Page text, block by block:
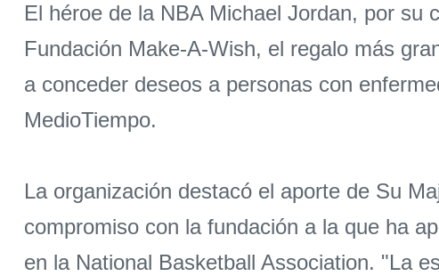
El héroe de la NBA Michael Jordan, por su
Fundación Make-A-Wish, el regalo más
a conceder deseos a personas con
MedioTiempo.
La organización destacó el aporte de Su
compromiso con la fundación a la que ha
en la National Basketball Association. "La